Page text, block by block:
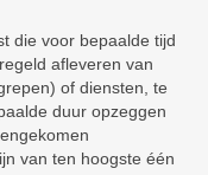
die voor bepaalde tijd
afleveren van
of diensten, te
duur opzeggen
van ten hoogste één